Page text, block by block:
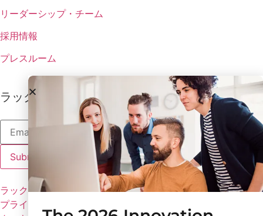
リーダーシップ・チーム
採用情報
プレスルーム
ラックスの最新情報を受け取る
ラックスのポリシー
プライバシーポリシー